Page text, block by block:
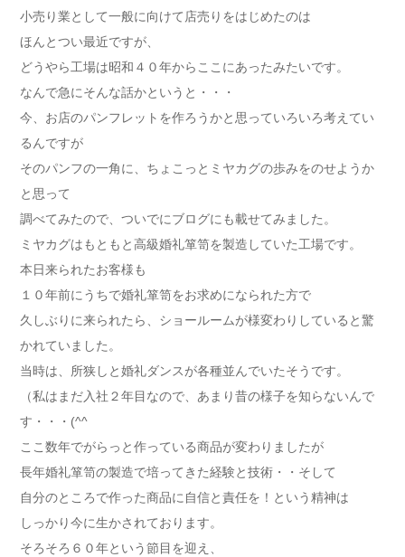
小売り業として一般に向けて店売りをはじめたのは
ほんとつい最近ですが、
どうやら工場は昭和４０年からここにあったみたいです。
なんで急にそんな話かというと・・・
今、お店のパンフレットを作ろうかと思っていろいろ考えてい
るんですが
そのパンフの一角に、ちょこっとミヤカグの歩みをのせようか
と思って
調べてみたので、ついでにブログにも載せてみました。
ミヤカグはもともと高級婚礼箪笥を製造していた工場です。
本日来られたお客様も
１０年前にうちで婚礼箪笥をお求めになられた方で
久しぶりに来られたら、ショールームが様変わりしていると驚
かれていました。
当時は、所狭しと婚礼ダンスが各種並んでいたそうです。
（私はまだ入社２年目なので、あまり昔の様子を知らないんで
す・・・(^^ゞ
ここ数年でがらっと作っている商品が変わりましたが
長年婚礼箪笥の製造で培ってきた経験と技術・・そして
自分のところで作った商品に自信と責任を！という精神は
しっかり今に生かされております。
そろそろ６０年という節目を迎え、